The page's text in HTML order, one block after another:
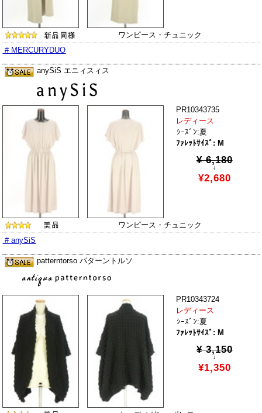
ワンピース・チュニック
# MERCURYDUO
anySiS エニィスィス
PR10343735
レディース
ｼｰｽﾞﾝ:夏
ﾌｧﾚｯﾄｻｲｽﾞ: M
¥ 6,180
↓
¥2,680
ワンピース・チュニック
# anySiS
patterntorso パターントルソ
PR10343724
レディース
ｼｰｽﾞﾝ:夏
ﾌｧﾚｯﾄｻｲｽﾞ: M
¥ 3,150
↓
¥1,350